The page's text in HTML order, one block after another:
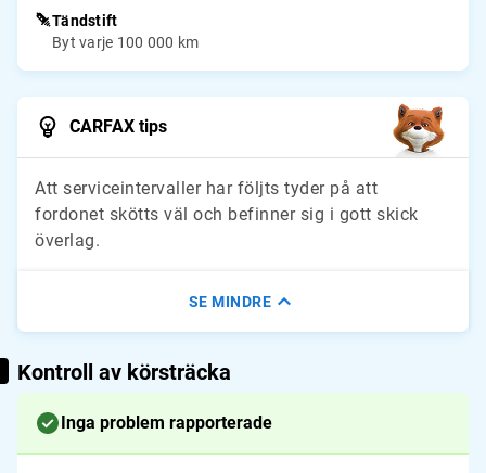
Tändstift
Byt varje 100 000 km
CARFAX tips
Att serviceintervaller har följts tyder på att
fordonet skötts väl och befinner sig i gott skick
överlag.
SE MINDRE
Kontroll av körsträcka
Inga problem rapporterade